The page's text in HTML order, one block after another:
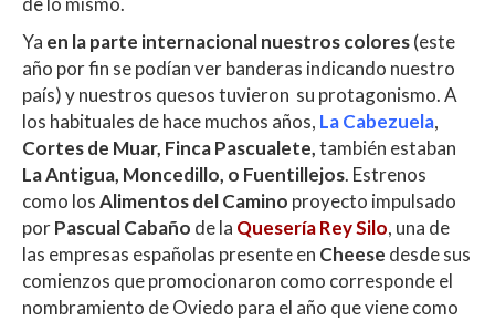
Ya en la parte internacional nuestros colores(este
año por fin se podían ver banderas indicando nuestro
país) y nuestros quesos tuvieron su protagonismo. A
los habituales de hace muchos años, La Cabezuela,
Cortes de Muar, Finca Pascualete,también estaban
La Antigua, Moncedillo, o Fuentillejos. Estrenos
como losAlimentos del Camino proyecto impulsado
porPascual Cabaño de la Quesería Rey Silo, una de
las empresas españolas presente en Cheese desde sus
comienzos que promocionaron como corresponde el
nombramiento de Oviedo para el año que viene como